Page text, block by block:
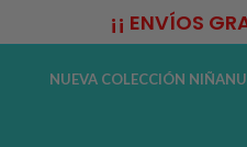
¡¡ ENVÍOS
NUEVA COLECCIÓN NIÑA